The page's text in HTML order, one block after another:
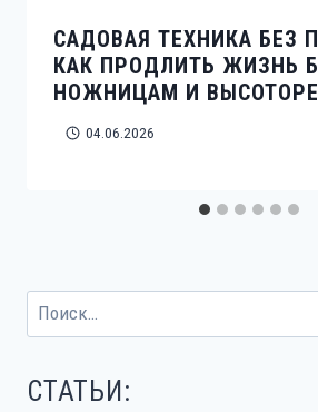
САДОВАЯ ТЕХНИКА БЕЗ
КАК ПРОДЛИТЬ ЖИЗНЬ
НОЖНИЦАМ И
04.06.2026
Найти:
СТАТЬИ: